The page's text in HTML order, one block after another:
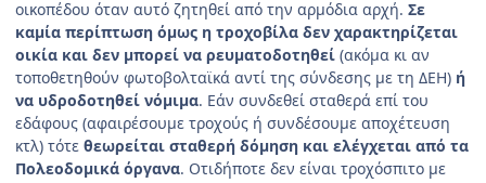
οικοπέδου όταν αυτό ζητηθεί από την αρμόδια αρχή. Σε
καμία περίπτωση όμως η τροχοβίλα δεν χαρακτηρίζεται
οικία και δεν μπορεί να ρευματοδοτηθεί (ακόμα κι αν
τοποθετηθούν φωτοβολταϊκά αντί της σύνδεσης με τη ΔΕΗ) ή
να υδροδοτηθεί νόμιμα. Εάν συνδεθεί σταθερά επί του
εδάφους (αφαιρέσουμε τροχούς ή συνδέσουμε αποχέτευση
κτλ) τότε θεωρείται σταθερή δόμηση και ελέγχεται από τα
Πολεοδομικά όργανα. Οτιδήποτε δεν είναι τροχόσπιτο με